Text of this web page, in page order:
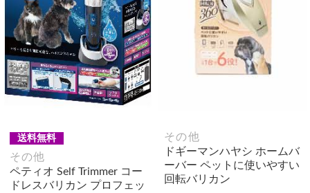
送料無料
その他
ペティオ Self Trimmer コー
ドレスバリカン プロフェッ
その他
ドギーマンハヤシ ホームバ
ーバー ペットに使いやすい
回転バリカン